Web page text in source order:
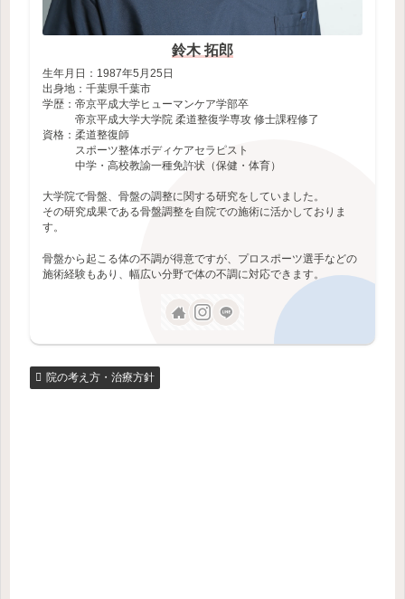
鈴木 拓郎
生年月日：1987年5月25日
出身地：千葉県千葉市
学歴：帝京平成大学ヒューマンケア学部卒
帝京平成大学大学院 柔道整復学専攻 修士課程修了
資格：柔道整復師
スポーツ整体ボディケアセラピスト
中学・高校教諭一種免許状（保健・体育）
大学院で骨盤、骨盤の調整に関する研究をしていました。
その研究成果である骨盤調整を自院での施術に活かしておりま
す。
骨盤から起こる体の不調が得意ですが、プロスポーツ選手などの
施術経験もあり、幅広い分野で体の不調に対応できます。
院の考え方・治療方針